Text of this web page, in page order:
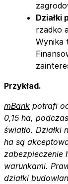
Działki
rzadko
Wynika
Przykład.
mBank potrafi
0,15 ha,
światło. Działki
ha są
zabezpieczenie
warunkami.
działki